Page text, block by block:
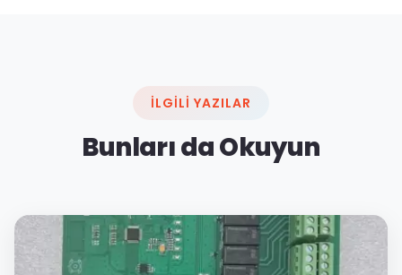
İLGILI YAZILAR
Bunları da Okuyun